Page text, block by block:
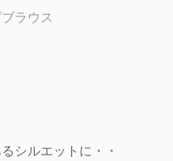
ラウス
シルエットに・・